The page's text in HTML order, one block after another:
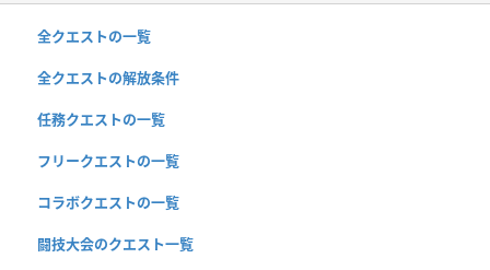
全クエストの一覧
全クエストの解放条件
任務クエストの一覧
フリークエストの一覧
コラボクエストの一覧
闘技大会のクエスト一覧